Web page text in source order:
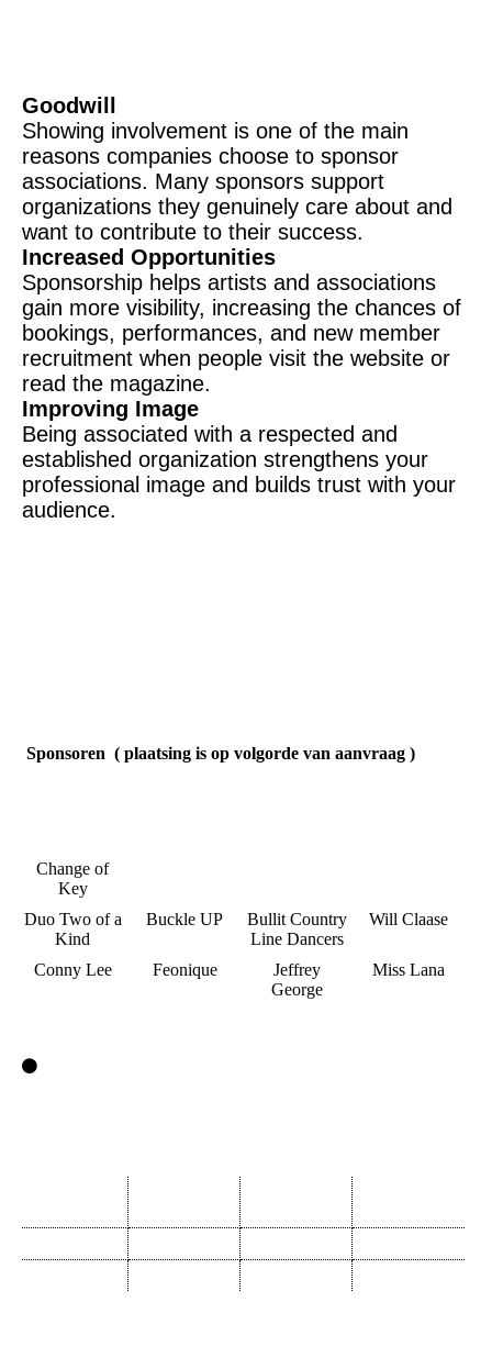
Goodwill
Showing involvement is one of the main
reasons companies choose to sponsor
associations. Many sponsors support
organizations they genuinely care about and
want to contribute to their success.
Increased Opportunities
Sponsorship helps artists and associations
gain more visibility, increasing the chances of
bookings, performances, and new member
recruitment when people visit the website or
read the magazine.
Improving Image
Being associated with a respected and
established organization strengthens your
professional image and builds trust with your
audience.
Sponsoren ( plaatsing is op volgorde van aanvraag )
Change of
Key
Duo Two of a
Kind
Buckle UP
Bullit Country
Line Dancers
Will Claase
Conny Lee Feonique
Jeffrey
George
Miss Lana